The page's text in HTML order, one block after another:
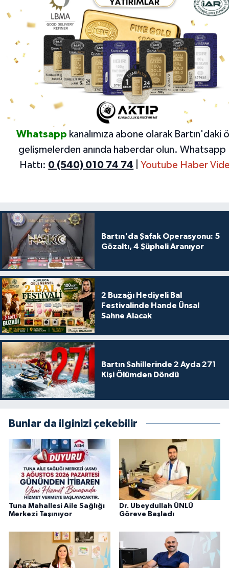
Whatsapp kanalımıza abone olarak Bartın'daki
gelişmelerden anında haberdar olun. Whatsapp
Hattı: 0 (540) 010 74 74 |Youtube Haber
Bartın'da Şafak Operasyonu: 5
Gözaltı, 4 Şüpheli Aranıyor
2 Buzağı Hediyeli Bal
Festivalinde Hande Ünsal
Sahne Alacak
Bartın Sahillerinde 2 Ayda 271
Kişi Ölümden Döndü
Bunlar da ilginizi çekebilir
Tuna Mahallesi Aile Sağlığı
Merkezi Taşınıyor
Dr. Ubeydullah ÜNLÜ
Göreve Başladı